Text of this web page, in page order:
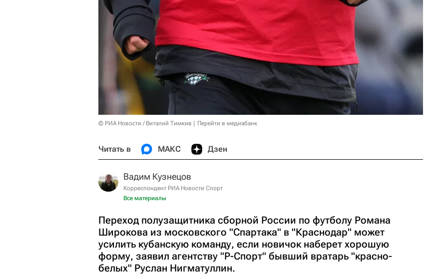
© РИА Новости / Виталий Тимкив Перейти в медиабанк
Читать в МАКС Дзен
Вадим Кузнецов
Корреспондент РИА Новости Спорт
Все материалы
Переход полузащитника сборной России по футболу Романа
Широкова из московского "Спартака" в "Краснодар" может
усилить кубанскую команду, если новичок наберет хорошую
форму, заявил агентству "Р-Спорт" бывший вратарь "красно-
белых" Руслан Нигматуллин.